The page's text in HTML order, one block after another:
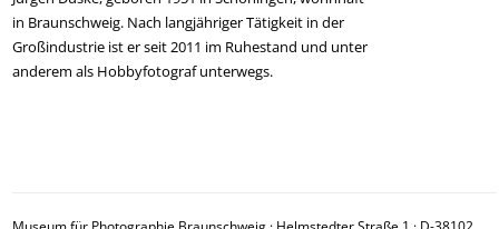
in Braunschweig. Nach langjähriger Tätigkeit in der
Großindustrie ist er seit 2011 im Ruhestand und unter
anderem als Hobbyfotograf unterwegs.